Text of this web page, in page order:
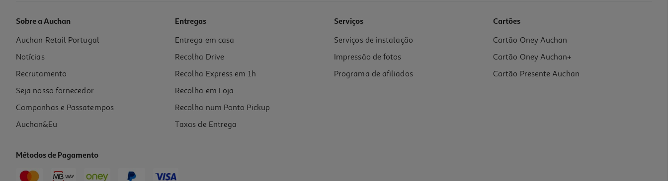
Livro Cadernos Caligráficos 3ºnivel - Inicial De Aprendizagem
3.51 €/un
3,51 €
-11%
Sobre a Auchan
Auchan Retail Portugal
Notícias
Recrutamento
Seja nosso fornecedor
Campanhas e Passatempos
Auchan&Eu
Entregas
Entrega em casa
Recolha Drive
Recolha Express em 1h
Recolha em Loja
Recolha num Ponto Pickup
Taxas de Entrega
Serviços
Serviços de instalação
Impressão de fotos
Programa de afiliados
Cartões
Cartão Oney Auchan
Cartão Oney Auchan+
Cartão Presente Auchan
Métodos de Pagamento